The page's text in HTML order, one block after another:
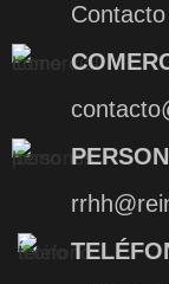
Contacto